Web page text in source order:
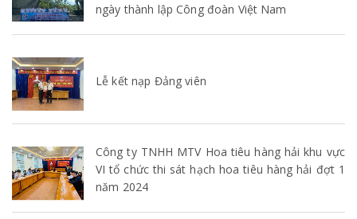
ngày thành lập Công đoàn Việt Nam
Lễ kết nạp Đảng viên
Công ty TNHH MTV Hoa tiêu hàng hải khu vực
VI tổ chức thi sát hạch hoa tiêu hàng hải đợt 1
năm 2024